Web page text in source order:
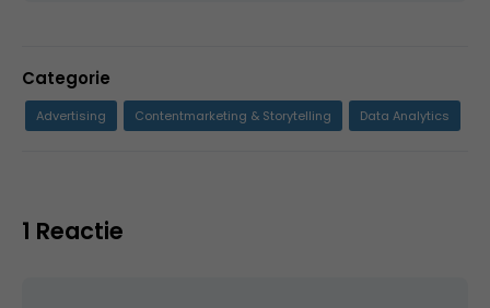
Categorie
Advertising Contentmarketing & Storytelling Data Analytics
1 Reactie